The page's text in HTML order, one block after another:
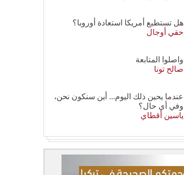
هل تستطيع أمريكا استعادة أوروبا؟
حقي أوجال
واصلوا المتابعة
صالح تونا
عندما يحين ذلك اليوم... أين سنكون نحن،
وفي أي حال؟
ياسين أقطاي